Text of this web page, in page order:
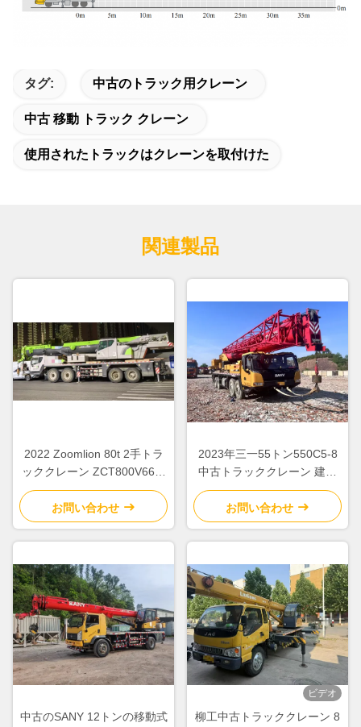
タグ: 中古のトラック用クレーン
中古 移動 トラック クレーン
使用されたトラックはクレーンを取付けた
関連製品
2022 Zoomlion 80t 2手トラ
ッククレーン ZCT800V663-
1 建設現場用
お問い合わせ
2023年三一55トン550C5-8
中古トラッククレーン 建設
現場用揚重設備
お問い合わせ
中古のSANY 12トンの移動式
ビデオ
柳工中古トラッククレーン 8